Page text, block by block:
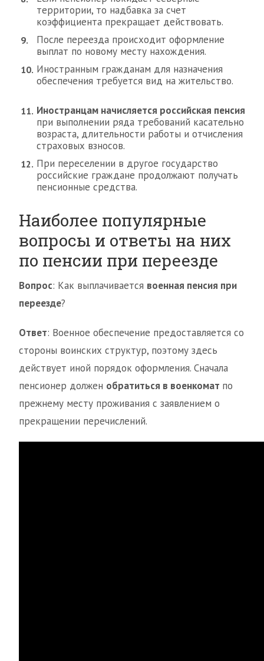
территории, то надбавка за счет
коэффициента прекращает действовать.
После переезда происходит оформление
выплат по новому месту нахождения.
Иностранным гражданам для назначения
обеспечения требуется вид на жительство.
Иностранцам начисляется российская пенсия
при выполнении ряда требований касательно
возраста, длительности работы и отчисления
страховых взносов.
При переселении в другое государство
российские граждане продолжают получать
пенсионные средства.
Наиболее популярные
вопросы и ответы на них
по пенсии при переезде
Вопрос: Как выплачивается военная пенсия при
переезде?
Ответ: Военное обеспечение предоставляется со
стороны воинских структур, поэтому здесь
действует иной порядок оформления. Сначала
пенсионер должен обратиться в военкомат по
прежнему месту проживания с заявлением о
прекращении перечислений.